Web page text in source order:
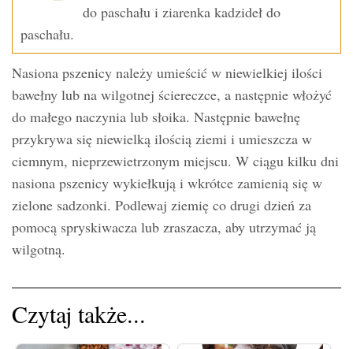
do paschału i ziarenka kadzideł do
paschału.
Nasiona pszenicy należy umieścić w niewielkiej ilości
bawełny lub na wilgotnej ściereczce, a następnie włożyć
do małego naczynia lub słoika. Następnie bawełnę
przykrywa się niewielką ilością ziemi i umieszcza w
ciemnym, nieprzewietrzonym miejscu. W ciągu kilku dni
nasiona pszenicy wykiełkują i wkrótce zamienią się w
zielone sadzonki. Podlewaj ziemię co drugi dzień za
pomocą spryskiwacza lub zraszacza, aby utrzymać ją
wilgotną.
Czytaj także...